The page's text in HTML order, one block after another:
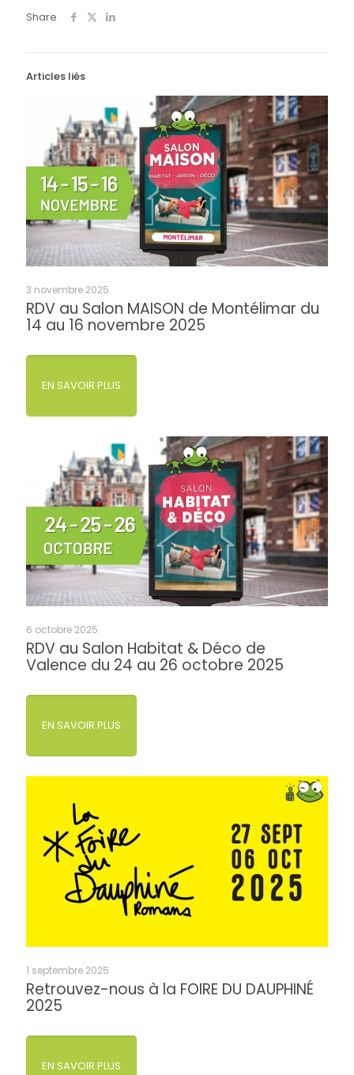
Share
Articles liés
3 novembre 2025
RDV au Salon MAISON de Montélimar du
14 au 16 novembre 2025
EN SAVOIR PLUS
6 octobre 2025
RDV au Salon Habitat & Déco de
Valence du 24 au 26 octobre 2025
EN SAVOIR PLUS
1 septembre 2025
Retrouvez-nous à la FOIRE DU DAUPHINÉ
2025
EN SAVOIR PLUS